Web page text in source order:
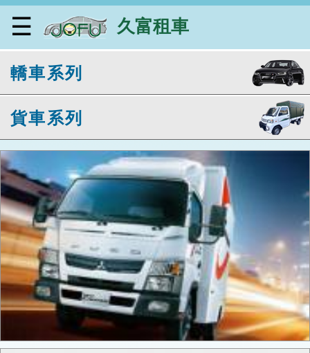
☰ 久富租車
MITSUBISHI NEW CANTER
轎車系列
貨車系列